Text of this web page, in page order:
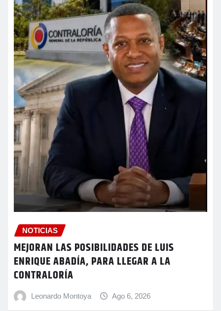
NOTICIAS
MEJORAN LAS POSIBILIDADES DE LUIS
ENRIQUE ABADÍA, PARA LLEGAR A LA
CONTRALORÍA
Leonardo Montoya Ago 6, 2026